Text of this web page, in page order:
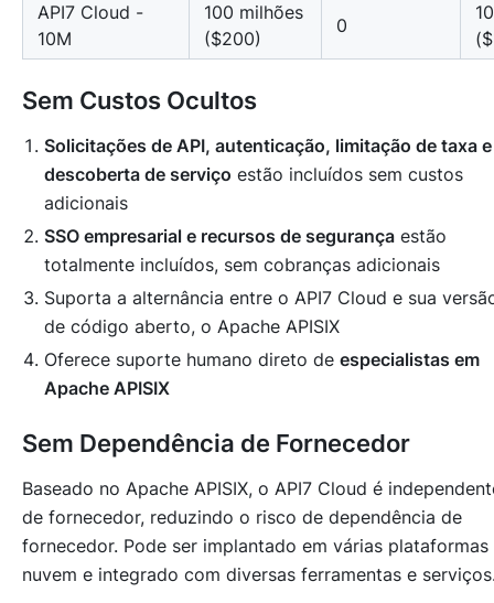
API7 Cloud -
10M
100 milhões
($200)
0
Sem Custos Ocultos
Solicitações de API, autenticação, limitação de taxa e
descoberta de serviço estão incluídos sem custos
adicionais
SSO empresarial e recursos de segurança estão
totalmente incluídos, sem cobranças adicionais
Suporta a alternância entre o API7 Cloud e sua
de código aberto, o Apache APISIX
Oferece suporte humano direto de especialistas em
Apache APISIX
Sem Dependência de Fornecedor
Baseado no Apache APISIX, o API7 Cloud é
de fornecedor, reduzindo o risco de dependência de
fornecedor. Pode ser implantado em várias plataformas
nuvem e integrado com diversas ferramentas e